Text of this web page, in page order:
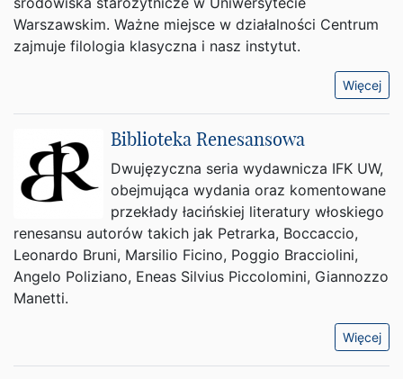
Warszawskim. Ważne miejsce w działalności Centrum
zajmuje filologia klasyczna i nasz instytut.
Więcej
Biblioteka Renesansowa
Dwujęzyczna seria wydawnicza IFK UW,
obejmująca wydania oraz komentowane
przekłady łacińskiej literatury włoskiego
renesansu autorów takich jak Petrarka, Boccaccio,
Leonardo Bruni, Marsilio Ficino, Poggio Bracciolini,
Angelo Poliziano, Eneas Silvius Piccolomini, Giannozzo
Manetti.
Więcej